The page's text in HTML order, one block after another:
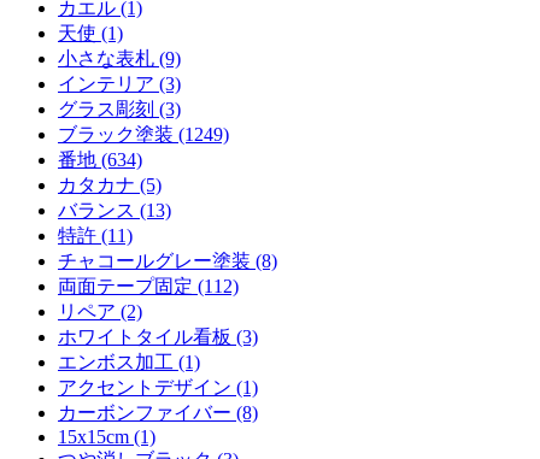
カエル (1)
天使 (1)
小さな表札 (9)
インテリア (3)
グラス彫刻 (3)
ブラック塗装 (1249)
番地 (634)
カタカナ (5)
バランス (13)
特許 (11)
チャコールグレー塗装 (8)
両面テープ固定 (112)
リペア (2)
ホワイトタイル看板 (3)
エンボス加工 (1)
アクセントデザイン (1)
カーボンファイバー (8)
15x15cm (1)